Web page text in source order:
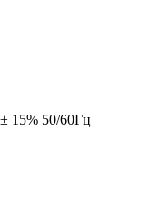
15% 50/60Гц